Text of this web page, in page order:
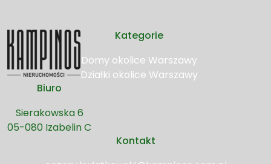
Kategorie
Domy okolice Warszawy
Działki okolice Warszawy
Biuro
Sierakowska 6
05-080 Izabelin C
Kontakt